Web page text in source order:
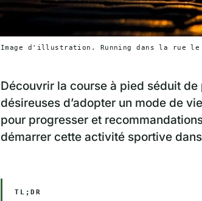
Image d'illustration. Running dans la rue le
Découvrir la course à pied séduit
désireuses d’adopter un mode de
pour progresser et
démarrer cette activité sportive
TL;DR